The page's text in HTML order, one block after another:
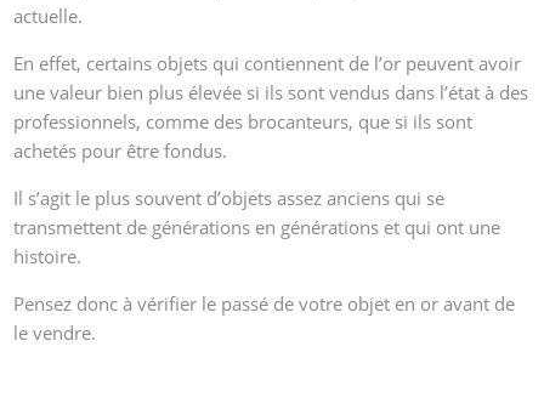
actuelle.
En effet, certains objets qui contiennent de l’or peuvent avoir
une valeur bien plus élevée si ils sont vendus dans l’état à des
professionnels, comme des brocanteurs, que si ils sont
achetés pour être fondus.
Il s’agit le plus souvent d’objets assez anciens qui se
transmettent de générations en générations et qui ont une
histoire.
Pensez donc à vérifier le passé de votre objet en or avant de
le vendre.